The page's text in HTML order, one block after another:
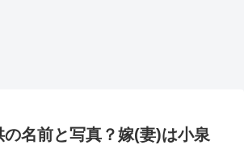
名前と写真？嫁(妻)は小泉